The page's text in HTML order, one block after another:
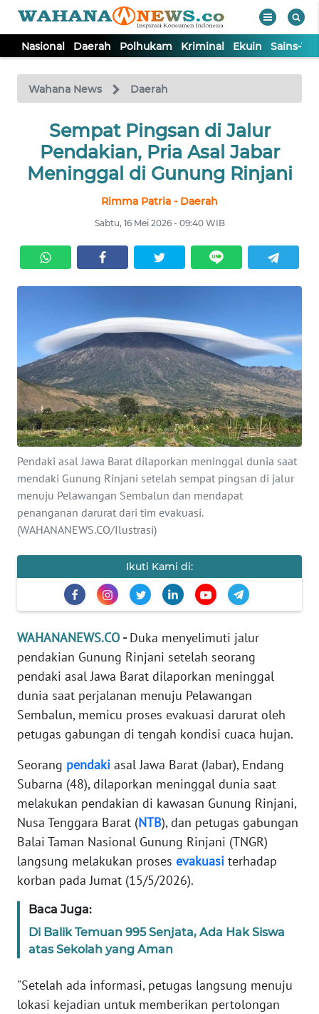
Nasional Daerah Polhukam Kriminal Ekuin Sains-
Wahana News Daerah
Sempat Pingsan di Jalur
Pendakian, Pria Asal Jabar
Meninggal di Gunung Rinjani
Rimma Patria - Daerah
Sabtu, 16 Mei 2026 - 09:40 WIB
Pendaki asal Jawa Barat dilaporkan meninggal dunia saat
mendaki Gunung Rinjani setelah sempat pingsan di jalur
menuju Pelawangan Sembalun dan mendapat
penanganan darurat dari tim evakuasi.
(WAHANANEWS.CO/Ilustrasi)
Ikuti Kami di:
WAHANANEWS.CO -Duka menyelimuti jalur
pendakian Gunung Rinjani setelah seorang
pendaki asal Jawa Barat dilaporkan meninggal
dunia saat perjalanan menuju Pelawangan
Sembalun, memicu proses evakuasi darurat oleh
petugas gabungan di tengah kondisi cuaca hujan.
Seorang pendaki asal Jawa Barat (Jabar), Endang
Subarna (48), dilaporkan meninggal dunia saat
melakukan pendakian di kawasan Gunung Rinjani,
Nusa Tenggara Barat (NTB), dan petugas gabungan
Balai Taman Nasional Gunung Rinjani (TNGR)
langsung melakukan proses evakuasi terhadap
korban pada Jumat (15/5/2026).
Baca Juga:
Di Balik Temuan 995 Senjata, Ada Hak Siswa
atas Sekolah yang Aman
"Setelah ada informasi, petugas langsung menuju
lokasi kejadian untuk memberikan pertolongan
TV
Tutup
NASIONAL
DAERAH
KRIMINAL
EKUIN
SAINS-TEKNO
KESEHATAN
INTERNASIONAL
SERBA-SERBI
PENDIDIKAN
OLAHRAGA
EDITORIAL
Informasi
INDEKS
BERITA
KONTAK
INFO
IKLAN
TENTANG
KAMI
PEDOMAN
MEDIA
SIBER
REDAKSI
KARIR